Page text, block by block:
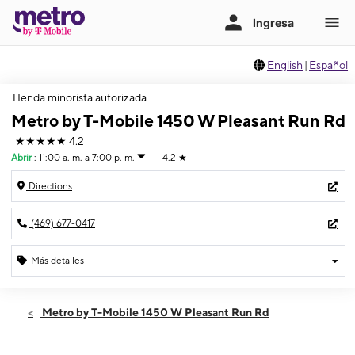
English | Español
TIenda minorista autorizada
Metro by T-Mobile 1450 W Pleasant Run Rd
★★★★★ 4.2
Abrir : 11:00 a. m. a 7:00 p. m. 4.2 ★
Directions
(469) 677-0417
Más detalles
Domingo:11:00 a. m. a 7:00 p. m.
Metro by T-Mobile 1450 W Pleasant Run Rd